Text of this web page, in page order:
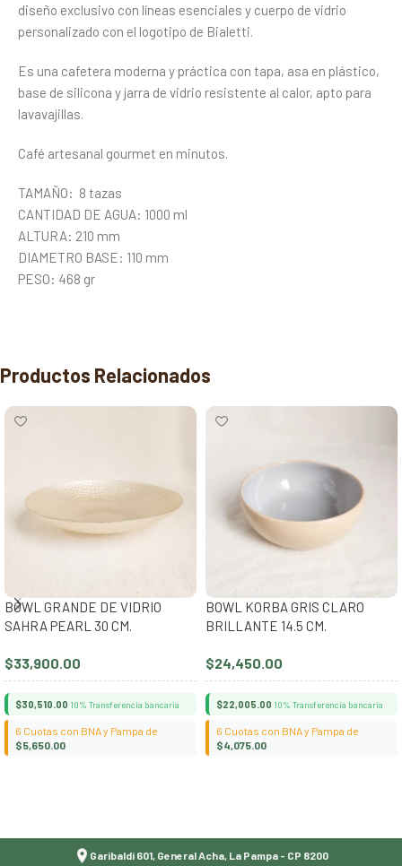
diseño exclusivo con líneas esenciales y cuerpo de vidrio
personalizado con el logotipo de Bialetti.
Es una cafetera moderna y práctica con tapa, asa en plástico,
base de silicona y jarra de vidrio resistente al calor, apto para
lavavajillas.
Café artesanal gourmet en minutos.
TAMAÑO: 8 tazas
CANTIDAD DE AGUA: 1000 ml
ALTURA: 210 mm
DIAMETRO BASE: 110 mm
PESO: 468 gr
Productos Relacionados
BOWL GRANDE DE VIDRIO
SAHRA PEARL 30 CM.
$33,900.00
$30,510.00 10% Transferencia bancaria
6 Cuotas con BNA y Pampa de
$5,650.00
BOWL KORBA GRIS CLARO
BRILLANTE 14.5 CM.
$24,450.00
$22,005.00 10% Transferencia bancaria
6 Cuotas con BNA y Pampa de
$4,075.00
Garibaldi 601, General Acha, La Pampa - CP 8200